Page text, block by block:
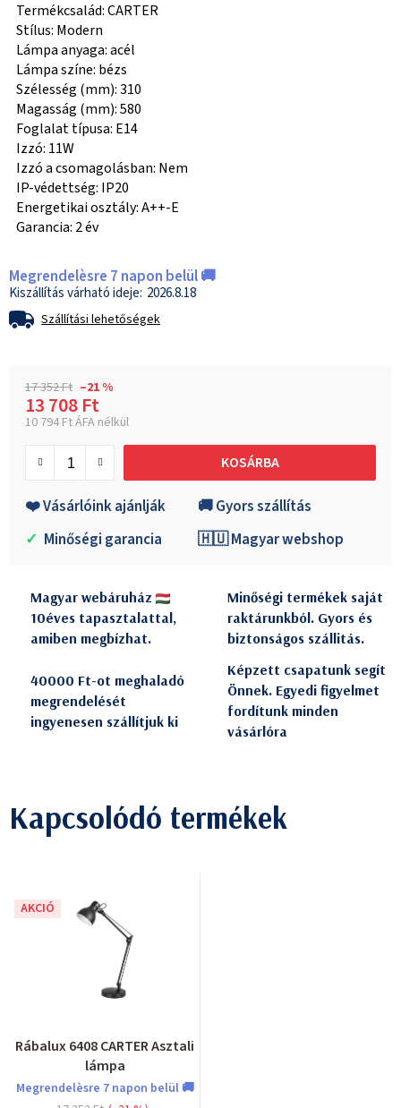
Termékcsalád: CARTER
Stílus: Modern
Lámpa anyaga: acél
Lámpa színe: bézs
Szélesség (mm): 310
Magasság (mm): 580
Foglalat típusa: E14
Izzó: 11W
Izzó a csomagolásban: Nem
IP-védettség: IP20
Energetikai osztály: A++-E
Garancia: 2 év
Megrendelèsre 7 napon belül 🚚
2026.8.18
Szállítási lehetőségek
17 352 Ft –21 %
13 708 Ft
10 794 Ft ÁFA nélkül
KOSÁRBA
❤️ Vásárlóink ajánlják
🚚 Gyors szállítás
✓ Minőségi garancia 🇭🇺 Magyar webshop
Magyar webáruház
10éves tapasztalattal,
amiben megbízhat.
Minőségi termékek saját
raktárunkból. Gyors és
biztonságos szállitás.
40000 Ft-ot meghaladó
megrendelését
ingyenesen szállítjuk ki
Képzett csapatunk segít
Önnek. Egyedi figyelmet
fordítunk minden
vásárlóra
Kapcsolódó termékek
AKCIÓ
Rábalux 6408 CARTER Asztali
lámpa
Megrendelèsre 7 napon belül 🚚